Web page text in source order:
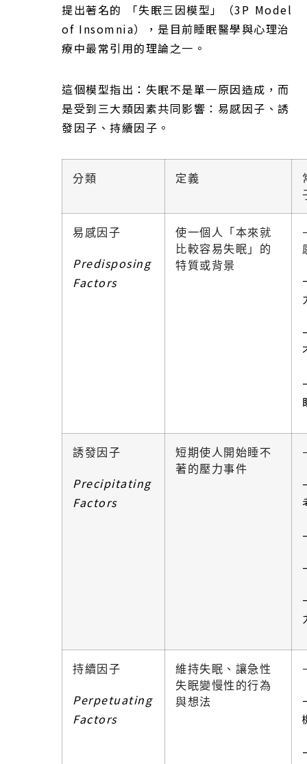
提出著名的 「失眠三因模型」（3P Model
of Insomnia），是目前睡眠醫學與心理治
療中最常引用的理論之一。
這個模型指出：失眠不是單一原因造成，而
是受到三大類因素共同影響：易感因子、誘
發因子、持續因子。
分類 定義
易感因子
Predisposing
Factors
使一個人「本來就
比較容易失眠」的
特質或背景
誘發因子
Precipitating
Factors
短期使人開始睡不
著的壓力事件
持續因子
Perpetuating
Factors
維持失眠、讓急性
失眠變慢性的行為
與想法